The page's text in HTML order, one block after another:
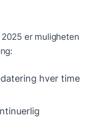
er muligheten
hver time